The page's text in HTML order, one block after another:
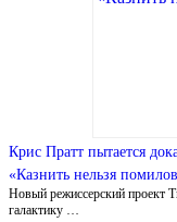
Крис Пратт пытается
«Казнить нельзя
Новый режиссерский проект
галактику …